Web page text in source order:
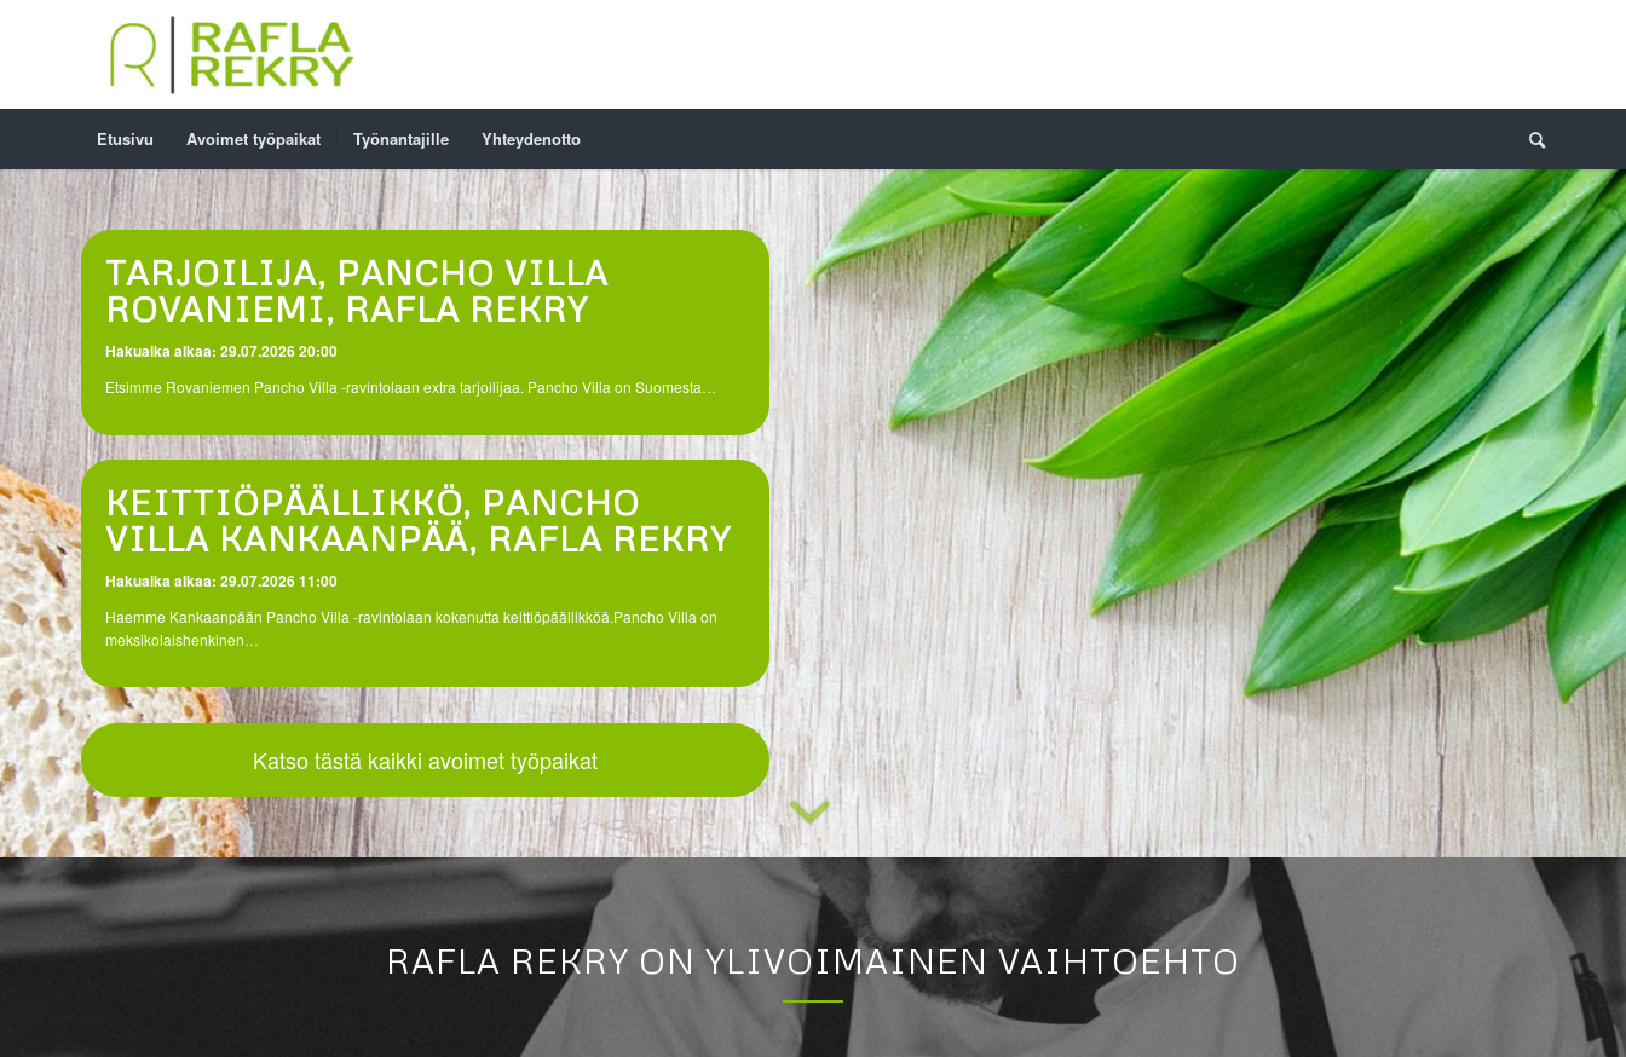
Etusivu Avoimet työpaikat Työnantajille Yhteydenotto
TARJOILIJA, PANCHO VILLA
ROVANIEMI, RAFLA REKRY
Hakuaika alkaa: 29.07.2026 20:00
Etsimme Rovaniemen Pancho Villa -ravintolaan extra tarjoilijaa. Pancho Villa on Suomesta…
KEITTIÖPÄÄLLIKKÖ, PANCHO
VILLA KANKAANPÄÄ, RAFLA REKRY
Hakuaika alkaa: 29.07.2026 11:00
Haemme Kankaanpään Pancho Villa -ravintolaan kokenutta keittiöpäällikköä.Pancho Villa on
meksikolaishenkinen…
Katso tästä kaikki avoimet työpaikat
RAFLA REKRY ON YLIVOIMAINEN VAIHTOEHTO